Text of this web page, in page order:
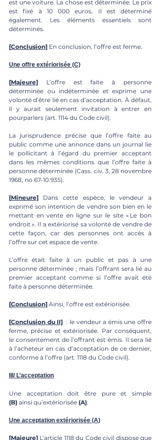
est une voiture. La chose est déterminée. Le prix
est fixé à 10 000 euros. Il est déterminé
également. Les éléments essentiels sont
déterminés.
[Conclusion] En conclusion, l’offre est ferme.
Une offre extériorisée (C)
[Majeure] L’offre est faite à personne
déterminée ou indéterminée et exprime une
volonté d’être lié en cas d’acceptation. À défaut,
il y aurait seulement invitation à entrer en
pourparlers (art. 1114 du Code civil).
La jurisprudence précise que l’offre faite au
public comme une annonce dans un journal lie
le pollicitant à l’égard du premier acceptant
dans les mêmes conditions que l’offre faite à
personne déterminée (Cass. civ. 3, 28 novembre
1968, no 67-10.935).
[Mineure] Dans cette espèce, le vendeur a
exprimé son intention de vendre son bien en le
mettant en vente en ligne sur le site « Le bon
endroit ». Il a extériorisé sa volonté de vendre de
cette façon, car des personnes ont accès à
l’offre sur cet espace de vente.
L’offre était faite à un public et pas à une
personne déterminée ; mais l’offrant sera lié au
premier acceptant comme si l’offre avait été
faite à personne déterminée.
[Conclusion] Ainsi, l’offre est extériorisée.
[Conclusion du II] : le vendeur a émis une offre
ferme, précise et extériorisée. Par conséquent,
le consentement de l’offrant est émis. Il sera lié
à l’acheteur en cas d’acceptation de ce dernier,
conforme à l’offre (art. 1118 du Code civil).
III/ L’acceptation
(B) ainsi qu’extériorisée (A).
Une acceptation extériorisée (A)
[Majeure] L’article 1118 du Code civil dispose que